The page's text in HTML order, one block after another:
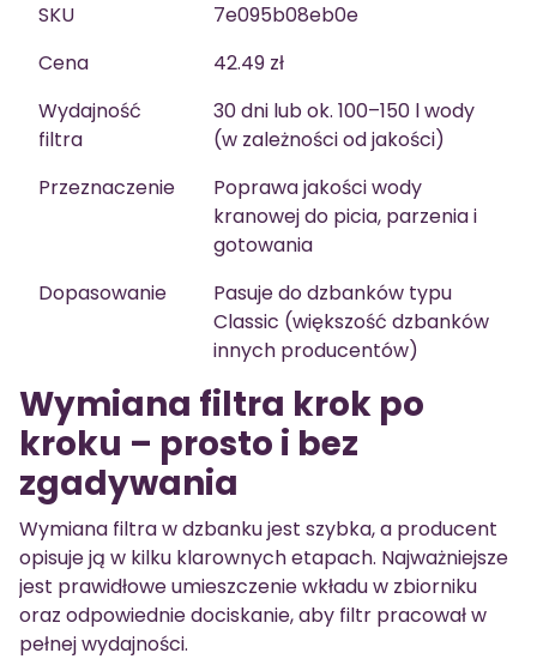
SKU
7e095b08eb0e
Cena
42.49 zł
Wydajność
filtra
30 dni lub ok. 100–150 l wody
(w zależności od jakości)
Przeznaczenie
Poprawa jakości wody
kranowej do picia, parzenia i
gotowania
Dopasowanie
Pasuje do dzbanków typu
Classic (większość dzbanków
innych producentów)
Wymiana filtra krok po
kroku – prosto i bez
zgadywania
Wymiana filtra w dzbanku jest szybka, a producent
opisuje ją w kilku klarownych etapach. Najważniejsze
jest prawidłowe umieszczenie wkładu w zbiorniku
oraz odpowiednie dociskanie, aby filtr pracował w
pełnej wydajności.